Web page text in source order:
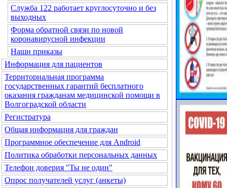
Служба 122 работает круглосуточно и без
выходных
Форма обратной связи по новой
коронавирусной инфекции
Наши приказы
Информация для пациентов
Территориальная программа
государственных гарантий бесплатного
оказания гражданам медицинской помощи в
Волгоградской области
Регистратура
Общая информация для граждан
Программное обеспечение для Android
Политика обработки персональных данных
Телефон доверия "Ты не один"
Опрос получателей услуг (анкеты)